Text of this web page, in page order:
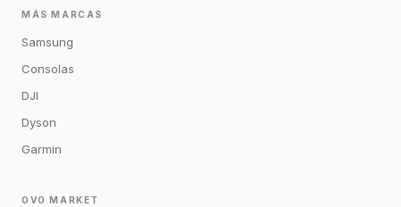
MÁS MARCAS
Samsung
Consolas
DJI
Dyson
Garmin
OVO MARKET